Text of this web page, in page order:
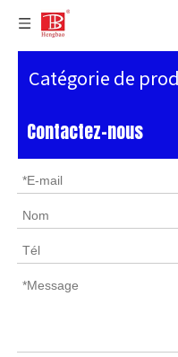
Catégorie de
Contactez-nous